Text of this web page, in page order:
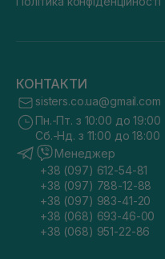
КОНТАКТИ
sisters.co.ua@gmail.com
Пн.-Пт. з 10:00 до 19:00
Сб.-Нд. з 11:00 до 18:00
Менеджер
+38 (097) 612-54-81
+38 (097) 788-12-88
+38 (097) 983-41-20
+38 (068) 693-46-00
+38 (068) 951-22-86